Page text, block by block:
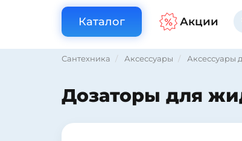
Каталог Акции
Сантехника Аксессуары Аксессуары
Дозаторы для